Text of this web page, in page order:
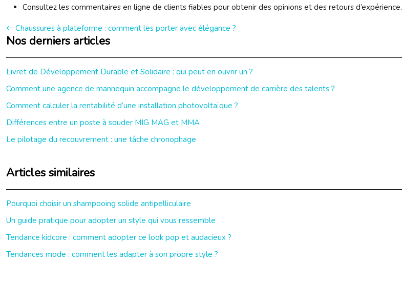
Consultez les commentaires en ligne de clients fiables pour obtenir des opinions et des retours d’expérience.
Chaussures à plateforme : comment les porter avec élégance ?
Nos derniers articles
Livret de Développement Durable et Solidaire : qui peut en ouvrir un ?
Comment une agence de mannequin accompagne le développement de carrière des talents ?
Comment calculer la rentabilité d’une installation photovoltaïque ?
Différences entre un poste à souder MIG MAG et MMA
Le pilotage du recouvrement : une tâche chronophage
Articles similaires
Pourquoi choisir un shampooing solide antipelliculaire
Un guide pratique pour adopter un style qui vous ressemble
Tendance kidcore : comment adopter ce look pop et audacieux ?
Tendances mode : comment les adapter à son propre style ?